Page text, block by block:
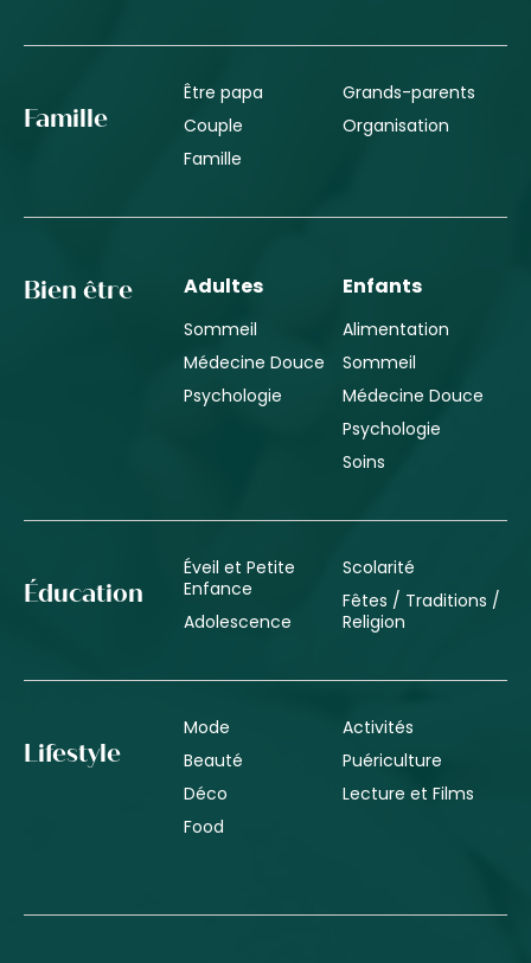
Famille
Être papa
Couple
Famille
Grands-parents
Organisation
Bien être Adultes
Sommeil
Médecine Douce
Psychologie
Enfants
Alimentation
Sommeil
Médecine Douce
Psychologie
Soins
Éducation
Éveil et Petite
Enfance
Adolescence
Scolarité
Fêtes / Traditions /
Religion
Lifestyle
Mode
Beauté
Déco
Food
Activités
Puériculture
Lecture et Films